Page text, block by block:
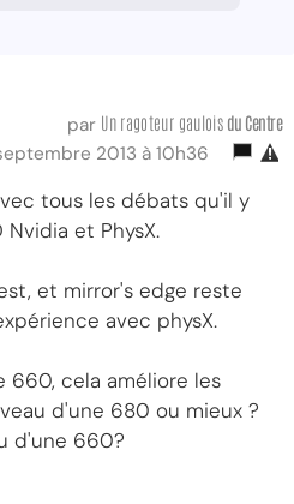
par Un ragoteur gaulois du Centre
2013 à 10h36
tous les débats qu'il y
et PhysX.
et mirror's edge reste
avec physX.
660, cela améliore les
d'une 680 ou mieux ?
d'une 660?